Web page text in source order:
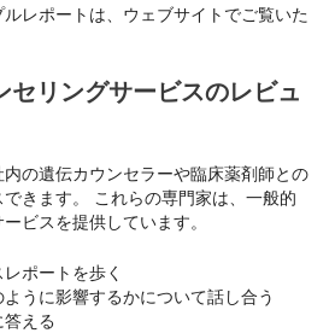
レポートは、ウェブサイトでご覧いた
セリングサービスのレビュ
の遺伝カウンセラーや臨床薬剤師との
きます。 これらの専門家は、一般的
ビスを提供しています。
ポートを歩く
うに影響するかについて話し合う
える